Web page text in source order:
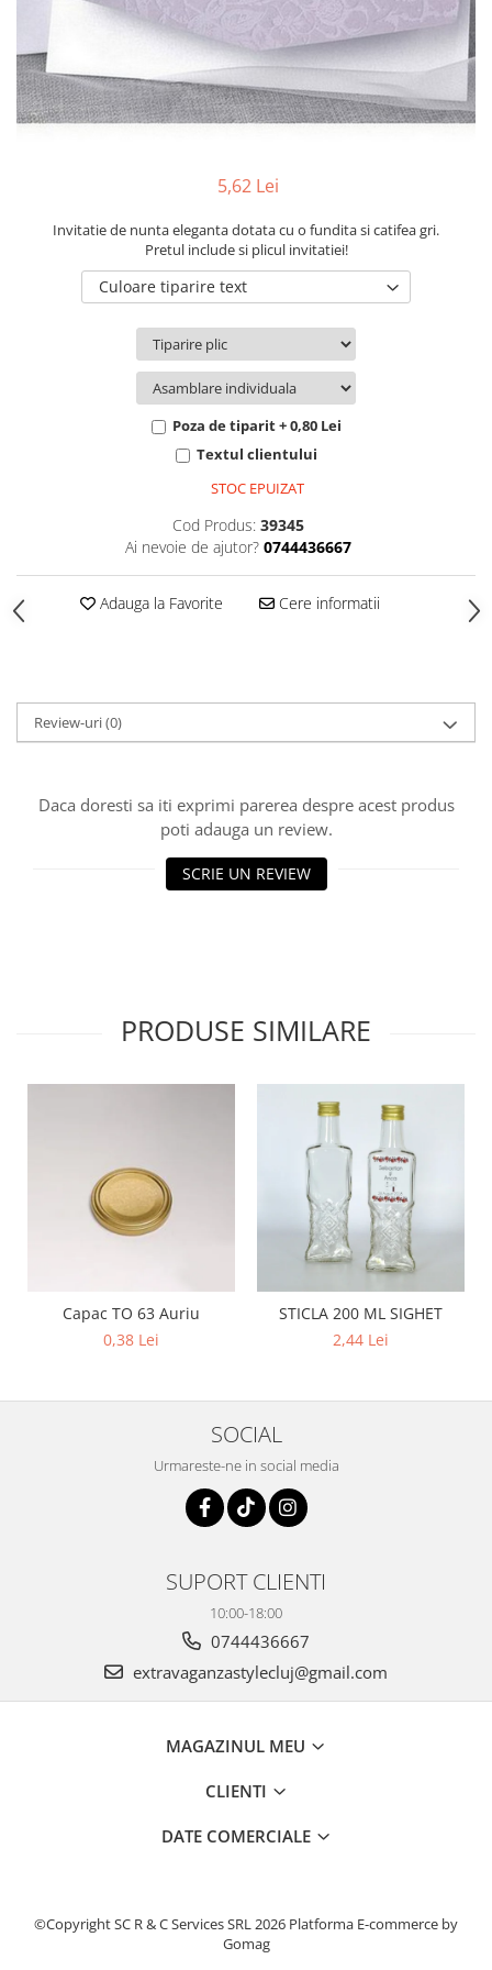
Pachete marturii
Pungi si cutii prajituri
Sticle si borcane
Cutii flori de hartie
Cutii flori de sapun
Cutii flori mixte
Cutii LUX
2020 Craciun si Anul Nou
2022 Crăciun
Toamna și Halloween
Buchete extravagante
5,62 Lei
Invitatie de nunta eleganta dotata cu o fundita si catifea gri.
Pretul include si plicul invitatiei!
Culoare tiparire text
Poza de tiparit + 0,80 Lei
Textul clientului
STOC EPUIZAT
Cod Produs: 39345
Ai nevoie de ajutor? 0744436667
Adauga la Favorite Cere informatii
Review-uri(0)
Daca doresti sa iti exprimi parerea despre acest produs
poti adauga un review.
SCRIE UN REVIEW
PRODUSE SIMILARE
Capac TO 63 Auriu
0,38 Lei
STICLA 200 ML SIGHET
2,44 Lei
SOCIAL
Urmareste-ne in social media
SUPORT CLIENTI
10:00-18:00
0744436667
extravaganzastylecluj@gmail.com
MAGAZINUL MEU
CLIENTI
DATE COMERCIALE
©Copyright SC R & C Services SRL 2026 Platforma E-commerce by
Gomag